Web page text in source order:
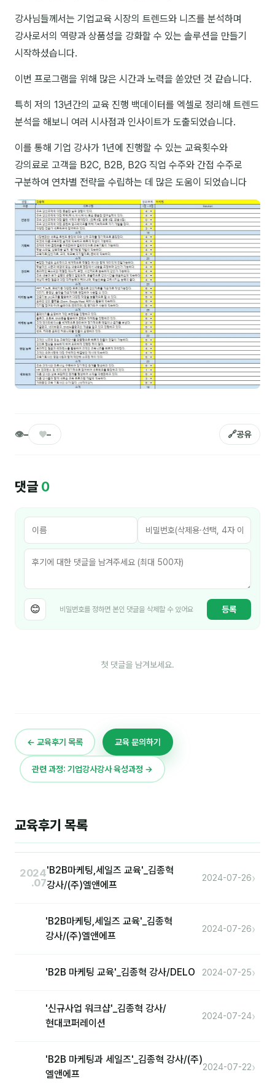
🤖 AI 실무
🧭 기획·전략
강사
김종혁
구자룡
김소연
김의중
김종무
김지혜
김휘
노준영
Maria
민광동
안정미
윤석현
이상미
이미루
이옥겸
이인우
조은아
진나하
최지혜
후기
대면교육 후기
담당자·교육생 피드백
온라인강의 수강 후기
전체 도구
미팅·보고
제안·영업
강사님들께서는 기업교육 시장의 트렌드와 니즈를 분석하며
강사로서의 역량과 상품성을 강화할 수 있는 솔루션을 만들기
시작하셨습니다.
이번 프로그램을 위해 많은 시간과 노력을 쏟았던 것 같습니다.
특히 저의 13년간의 교육 진행 백데이터를 엑셀로 정리해 트렌드
분석을 해보니 여러 시사점과 인사이트가 도출되었습니다.
이를 통해 기업 강사가 1년에 진행할 수 있는 교육횟수와
강의료로 고객을 B2C, B2B, B2G 직업 수주와 간접 수주로
구분하여 연차별 전략을 수립하는 데 많은 도움이 되었습니다
👁– ♥– 🔗공유
댓글 0
😊 비밀번호를 정하면 본인 댓글을 삭제할 수 있어요 등록
첫 댓글을 남겨보세요.
← 교육후기 목록 교육 문의하기
관련 과정: 기업강사강사 육성과정 →
교육후기 목록
2024
.07
'B2B마케팅,세일즈 교육'_김종혁
강사/(주)엘앤에프
2024-07-26›
'B2B마케팅,세일즈 교육'_김종혁
강사/(주)엘앤에프
2024-07-26›
'B2B 마케팅 교육'_김종혁 강사/DELO 2024-07-25›
'신규사업 워크샵'_김종혁 강사/
현대코퍼레이션
2024-07-24›
'B2B 마케팅과 세일즈'_김종혁 강사/(주)
엘앤에프
2024-07-22›